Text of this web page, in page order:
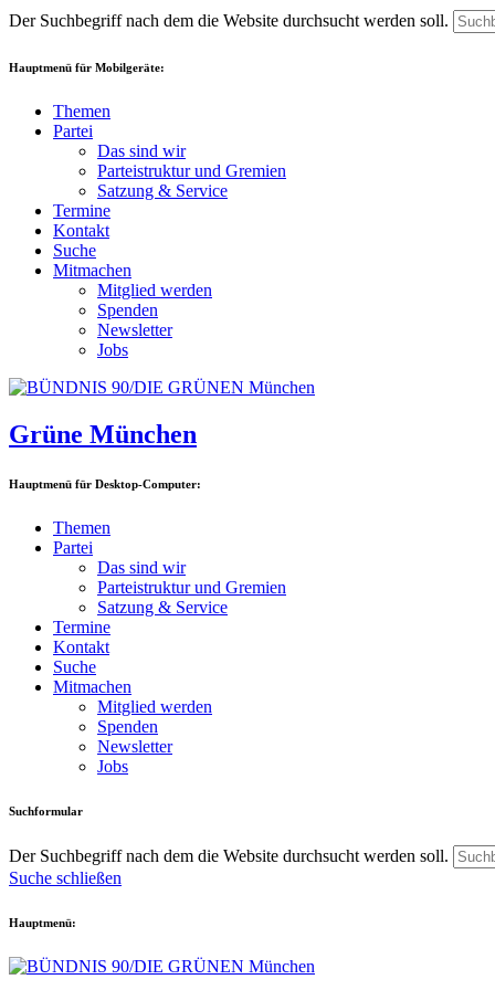
Der Suchbegriff nach dem die Website durchsucht werden soll.
Hauptmenü für Mobilgeräte:
Themen
Partei
Das sind wir
Parteistruktur und Gremien
Satzung & Service
Termine
Kontakt
Suche
Mitmachen
Mitglied werden
Spenden
Newsletter
Jobs
Grüne München
Hauptmenü für Desktop-Computer:
Themen
Partei
Das sind wir
Parteistruktur und Gremien
Satzung & Service
Termine
Kontakt
Suche
Mitmachen
Mitglied werden
Spenden
Newsletter
Jobs
Suchformular
Der Suchbegriff nach dem die Website durchsucht werden soll.
Suche schließen
Hauptmenü: